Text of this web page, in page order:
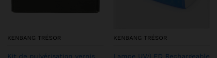
KENBANG TRÉSOR
Kit de pulvérisation vernis
KENBANG TRÉSOR
Lampe UV/LED Rechargeable